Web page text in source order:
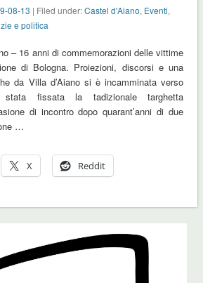
08-13 | Filed under:Castel d'Aiano, Eventi,
e politica
– 16 anni di commemorazioni delle vittime
di Bologna. Proiezioni, discorsi e una
da Villa d’Aiano si è incamminata verso
fissata la tadizionale targhetta
di incontro dopo quarant’anni di due
…
X Reddit